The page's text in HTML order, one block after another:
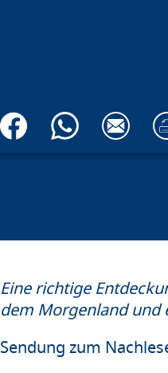
Eine richtige
dem Morgenland und
Sendung zum